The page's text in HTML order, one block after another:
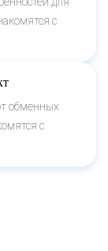
с
обменных
с